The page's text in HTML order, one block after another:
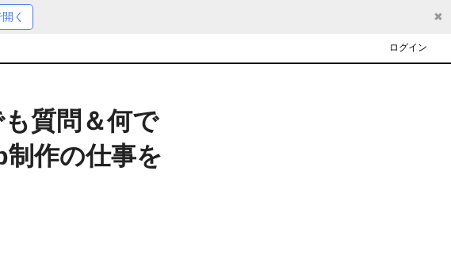
く ✖
ログイン
質問＆何で
作の仕事を